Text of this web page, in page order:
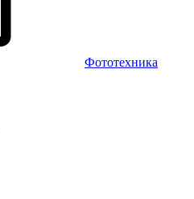
Фототехника